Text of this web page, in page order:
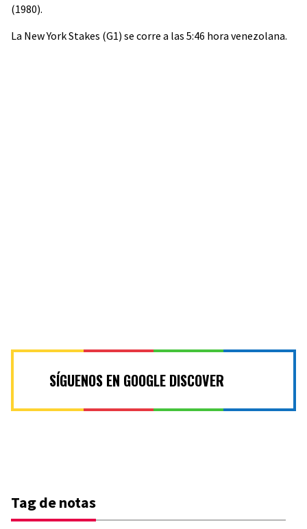
(1980).
La New York Stakes (G1) se corre a las 5:46 hora venezolana.
SÍGUENOS EN GOOGLE DISCOVER
Tag de notas